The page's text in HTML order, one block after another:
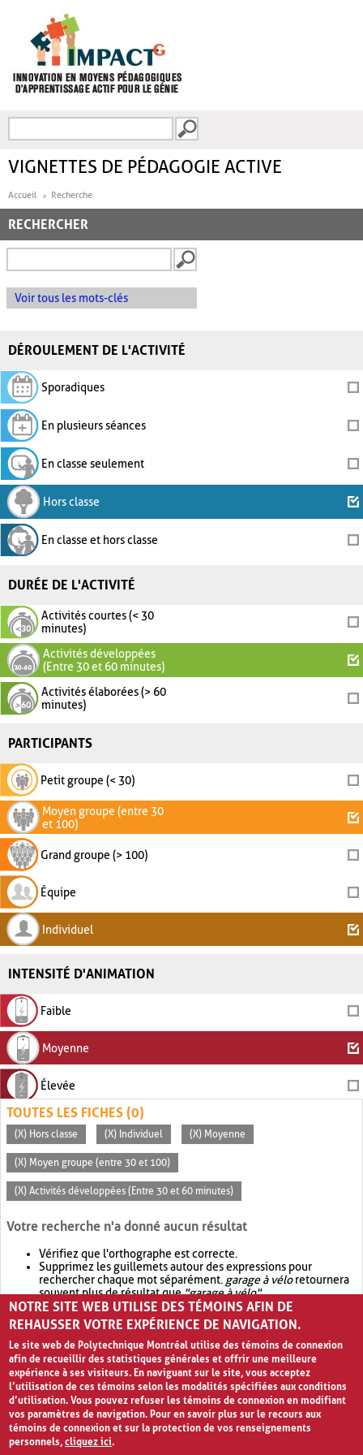
FORMULAIRE DE
VIGNETTES DE PÉDAGOGIE ACTIVE
Accueil Recherche
RECHERCHER
Voir tous les mots-clés
DÉROULEMENT DE L'ACTIVITÉ
Sporadiques
En plusieurs séances
En classe seulement
Hors classe
En classe et hors classe
DURÉE DE L'ACTIVITÉ
Activités courtes (< 30
minutes)
Activités développées
(Entre 30 et 60 minutes)
Activités élaborées (> 60
minutes)
PARTICIPANTS
Petit groupe (< 30)
Moyen groupe (entre 30
et 100)
Grand groupe (> 100)
Équipe
Individuel
INTENSITÉ D'ANIMATION
Faible
Moyenne
Élevée
TOUTES LES FICHES (0)
(X) Hors classe (X) Individuel (X) Moyenne
(X) Moyen groupe (entre 30 et 100)
(X) Activités développées (Entre 30 et 60 minutes)
Votre recherche n'a donné aucun résultat
Vérifiez que l'orthographe est correcte.
Supprimez les guillemets autour des expressions pour
rechercher chaque mot séparément. garage à véloretournera
souvent plus de résultat que"garage à vélo".
Envisagez d'élargir votre recherche avec OR.garage OR vélo
retournera souvent plus de résultat quegarage à vélo
NOTRE SITE WEB UTILISE DES TÉMOINS AFIN DE
REHAUSSER VOTRE EXPÉRIENCE DE NAVIGATION.
Le site web de Polytechnique Montréal utilise des témoins de connexion
afin de recueillir des statistiques générales et offrir une meilleure
expérience à ses visiteurs. En naviguant sur le site, vous acceptez
l’utilisation de ces témoins selon les modalités spécifiées aux conditions
d’utilisation. Vous pouvez refuser les témoins de connexion en modifiant
vos paramètres de navigation. Pour en savoir plus sur le recours aux
témoins de connexion et sur la protection de vos renseignements
personnels,cliquez ici.